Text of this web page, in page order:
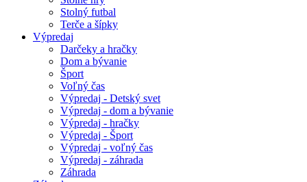
Stolný futbal
Terče a šípky
Výpredaj
Darčeky a hračky
Dom a bývanie
Šport
Voľný čas
Výpredaj - Detský svet
Výpredaj - dom a bývanie
Výpredaj - hračky
Výpredaj - Šport
Výpredaj - voľný čas
Výpredaj - záhrada
Záhrada